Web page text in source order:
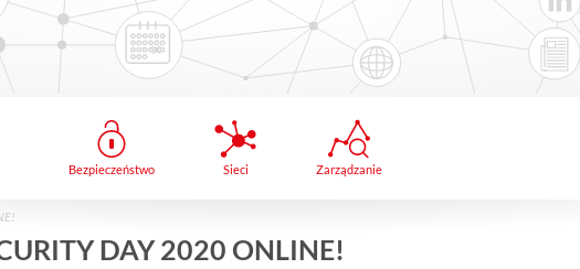
Bezpieczeństwo Sieci Zarządzanie
DAY 2020 ONLINE!